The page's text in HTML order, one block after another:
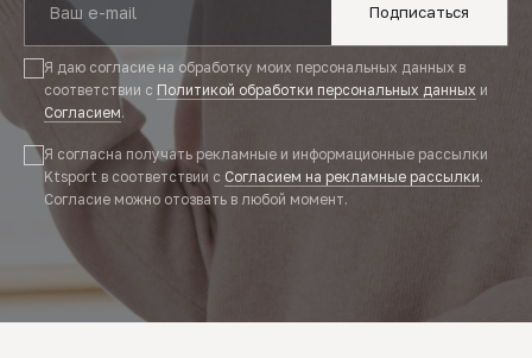
Подписаться
Я даю согласие на обработку моих персональных данных в
соответствии с Политикой обработки персональных данных и
Согласием.
Я согласна получать рекламные и информационные рассылки
Ktsport в соответствии с Согласием на рекламные рассылки.
Согласие можно отозвать в любой момент.